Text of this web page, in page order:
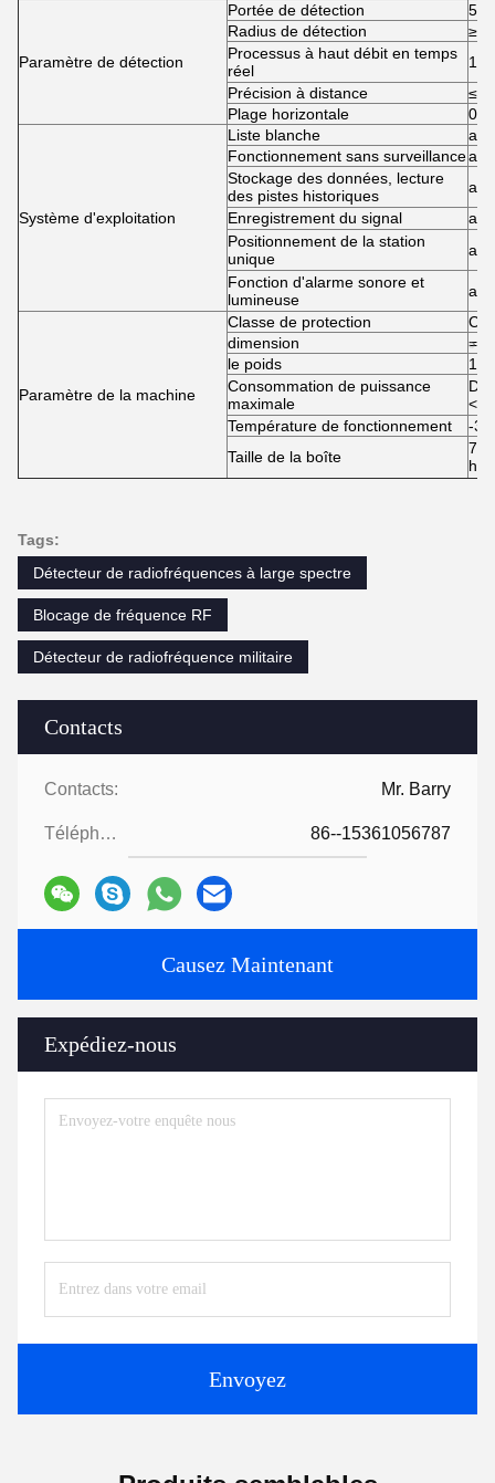
Contacts
Contacts: Mr. Barry
Téléphone: 86--15361056787
Causez Maintenant
Expédiez-nous
Envoyez
Paramètre de détection
Portée de détection
50
Radius de détection
≥
Processus à haut débit en temps
réel
Précision à distance
≤
Plage horizontale
0 à
Système d'exploitation
Liste blanche
Fonctionnement sans surveillance
Stockage des données, lecture
des pistes historiques
Enregistrement du signal
Positionnement de la station
unique
Fonction d'alarme sonore et
lumineuse
Paramètre de la machine
Classe de protection
dimension
=
le poids
14
Consommation de puissance
maximale
<
Température de fonctionnement
-
Taille de la boîte
Tags:
Détecteur de radiofréquences à large spectre
Blocage de fréquence RF
Détecteur de radiofréquence militaire